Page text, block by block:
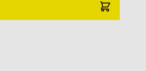
koffer inclusief